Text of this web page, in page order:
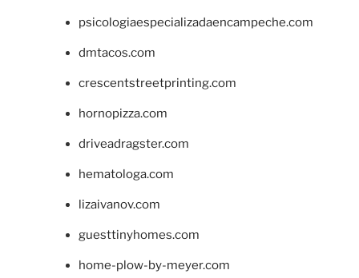
psicologiaespecializadaencampeche.com
dmtacos.com
crescentstreetprinting.com
hornopizza.com
driveadragster.com
hematologa.com
lizaivanov.com
guesttinyhomes.com
home-plow-by-meyer.com